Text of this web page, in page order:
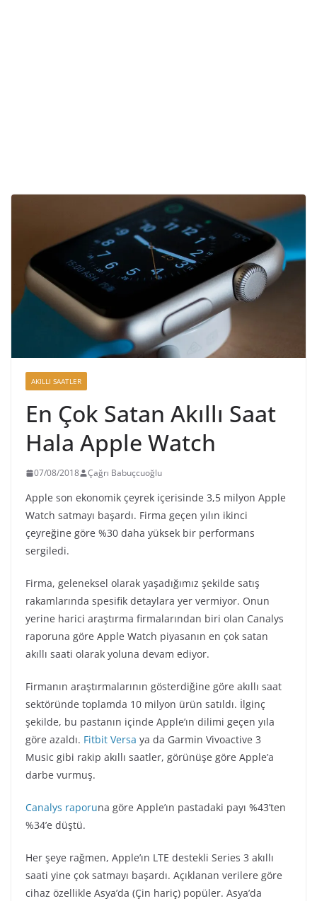
AKILLI SAATLER
En Çok Satan Akıllı Saat
Hala Apple Watch
07/08/2018 Çağrı Babuçcuoğlu
Apple son ekonomik çeyrek içerisinde 3,5 milyon Apple
Watch satmayı başardı. Firma geçen yılın ikinci
çeyreğine göre %30 daha yüksek bir performans
sergiledi.
Firma, geleneksel olarak yaşadığımız şekilde satış
rakamlarında spesifik detaylara yer vermiyor. Onun
yerine harici araştırma firmalarından biri olan Canalys
raporuna göre Apple Watch piyasanın en çok satan
akıllı saati olarak yoluna devam ediyor.
Firmanın araştırmalarının gösterdiğine göre akıllı saat
sektöründe toplamda 10 milyon ürün satıldı. İlginç
şekilde, bu pastanın içinde Apple’ın dilimi geçen yıla
göre azaldı. Fitbit Versa ya da Garmin Vivoactive 3
Music gibi rakip akıllı saatler, görünüşe göre Apple’a
darbe vurmuş.
Canalys raporuna göre Apple’ın pastadaki payı %43’ten
%34’e düştü.
Her şeye rağmen, Apple’ın LTE destekli Series 3 akıllı
saati yine çok satmayı başardı. Açıklanan verilere göre
cihaz özellikle Asya’da (Çin hariç) popüler. Asya’da